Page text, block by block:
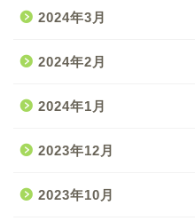
2024年3月
2024年2月
2024年1月
2023年12月
2023年10月